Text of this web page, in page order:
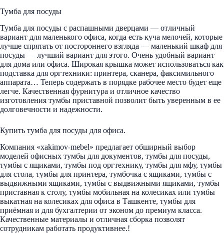
Тумба для посуды
Тумба для посуды с распашными дверцами — отличный
вариант для маленького офиса, когда есть куча мелочей, которые
лучше спрятать от постороннего взгляда — маленький шкаф для
посуды — лучший вариант для этого. Очень удобный вариант
для дома или офиса. Широкая крышка может использоваться как
подставка для оргтехники: принтера, сканера, факсимильного
аппарата… Теперь содержать в порядке рабочее место будет еще
легче. Качественная фурнитура и отличное качество
изготовления тумбы приставной позволит быть уверенным в ее
долговечности и надежности.
Купить тумба для посуды для офиса.
Компания «xakimov-mebel» предлагает обширный выбор
моделей офисных тумбы для документов, тумбы для посуды,
тумбы с ящиками, тумбы под оргтехнику, тумбы для мфу, тумбы
для стола, тумбы для принтера, тумбочка с ящиками, тумбы с
выдвижными ящиками, тумбы с выдвижными ящиками, тумбы
приставная к столу, тумбы мобильная на колесиках или тумбы
выкатная на колесиках для офиса в Ташкенте, тумбы для
приёмная и для бухгалтерии от эконом до премиум класса.
Качественные материалы и отличная сборка позволят
сотрудникам работать продуктивнее.!